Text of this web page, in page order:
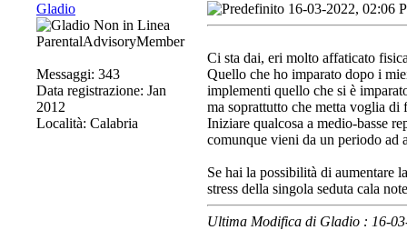
Gladio
ParentalAdvisoryMember
Messaggi: 343
Data registrazione: Jan
2012
Località: Calabria
16-03-2022, 02:06
Ci sta dai, eri molto affaticato
Quello che ho imparato dopo i
implementi quello che si è
ma soprattutto che metta voglia di
Iniziare qualcosa a medio-basse
comunque vieni da un periodo ad
Se hai la possibilità di aumentare
stress della singola seduta cala
Ultima Modifica di Gladio : 16-